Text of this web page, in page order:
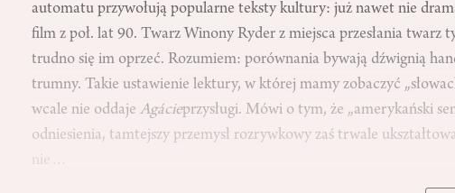
automatu przywołują popularne teksty kultury: już nawet nie
film z poł. lat 90. Twarz Winony Ryder z miejsca przesłania twarz
trudno się im oprzeć. Rozumiem: porównania bywają dźwignią
trumny. Takie ustawienie lektury, w której mamy zobaczyć
wcale nie oddajeAgácieprzysługi. Mówi o tym, że „amerykański
odniesienia, tamtejszy przemysł rozrywkowy zaś trwale
nie…